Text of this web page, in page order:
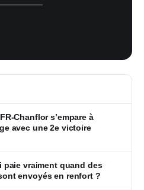
Chanflor s’empare à
avec une 2e victoire
paie vraiment quand des
envoyés en renfort ?